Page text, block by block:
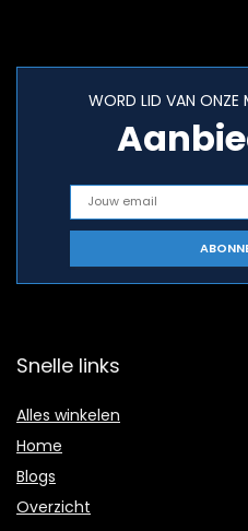
WORD LID VAN ONZE
Snelle links
Alles winkelen
Home
Blogs
Overzicht